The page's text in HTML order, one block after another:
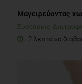
Μαγειρεύοντας
Συστάσεις
2 λεπτά να